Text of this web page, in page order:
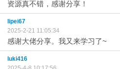
资源真不错，感谢分享！
lipei67
2025-2-21 11:05:34
感谢大佬分享。我又来学习了~
luki416